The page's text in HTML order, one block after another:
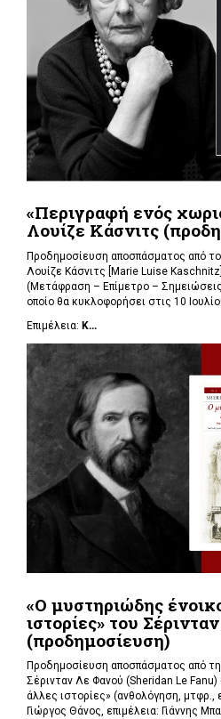
«Περιγραφή ενός
Λουίζε Κάσνιτς
Προδημοσίευση αποσπάσματος από
Λουίζε Κάσνιτς [Marie Luise
(Μετάφραση – Επίμετρο –
οποίο θα κυκλοφορήσει στις 10
Επιμέλεια: Κ...
«Ο μυστηριώδης
ιστορίες» του
(προδημοσίευση)
Προδημοσίευση αποσπάσματος από
Σέρινταν Λε Φανού (Sheridan Le
άλλες ιστορίες» (ανθολόγηση, μτφρ.,
Γιώργος Θάνος, επιμέλεια: Γιάννης